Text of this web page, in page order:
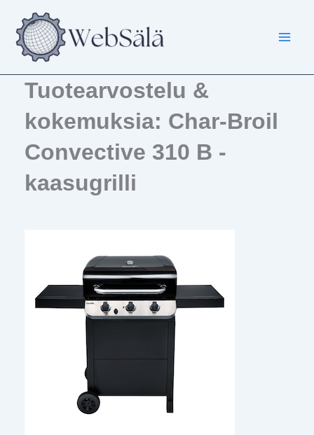
sisältöön
Tuotearvostelu &
kokemuksia: Char-Broil
Convective 310 B -
kaasugrilli